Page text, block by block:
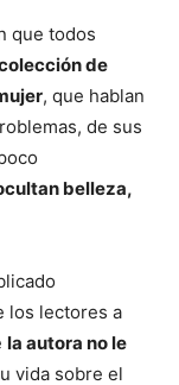
que todos
de
, que hablan
de sus
belleza,
los lectores a
la autora no le
vida sobre el